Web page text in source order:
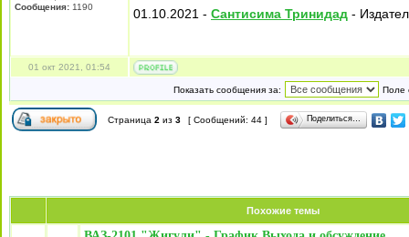
Сообщения: 1190 01.10.2021 - Сантисима Тринидад -
01 окт 2021, 01:54
Показать сообщения за: Поле
Страница 2 из 3 [ Сообщений: 44 ] Поделиться…
Похожие темы